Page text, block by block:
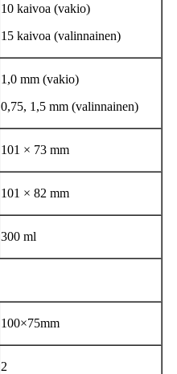
10 kaivoa (vakio)
15 kaivoa (valinnainen)
1,0 mm (vakio)
0,75, 1,5 mm (valinnainen)
101 × 73 mm
101 × 82 mm
300 ml
100×75mm
2